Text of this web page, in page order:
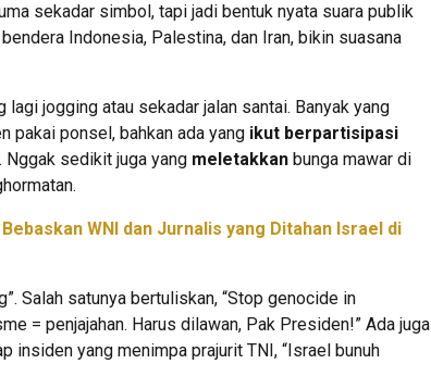
sekadar simbol, tapi jadi bentuk nyata suara publik
bendera Indonesia, Palestina, dan Iran, bikin suasana
lagi jogging atau sekadar jalan santai. Banyak yang
pakai ponsel, bahkan ada yang ikut berpartisipasi
Nggak sedikit juga yang meletakkan bunga mawar di
WNI dan Jurnalis yang Ditahan Israel di
Salah satunya bertuliskan, “Stop genocide in
= penjajahan. Harus dilawan, Pak Presiden!” Ada juga
insiden yang menimpa prajurit TNI, “Israel bunuh